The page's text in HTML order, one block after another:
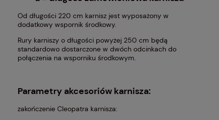
Od długości 220 cm karnisz jest wyposażony w
dodatkowy wspornik środkowy.
Rury karniszy o długości powyżej 250 cm będą
standardowo dostarczone w dwóch odcinkach do
połączenia na wsporniku środkowym.
Parametry akcesoriów karnisza:
zakończenie Cleopatra karnisza: